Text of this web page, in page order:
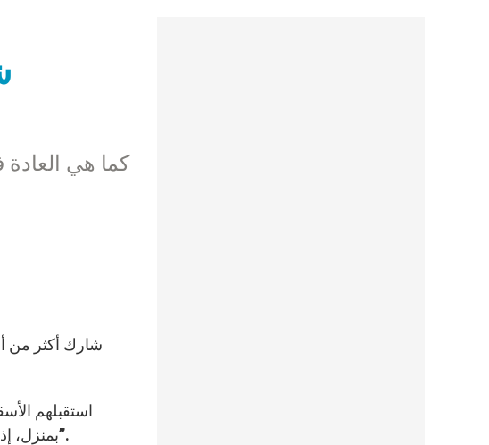
كما هي العادة
استقبلهم
بمنزل، إذ أنه المكان الذي نحتاج إليه جميعنا. ومن المستحب أن تحمل بنا هذه الرغبة باتجاه المحتاجين والمشردين”.